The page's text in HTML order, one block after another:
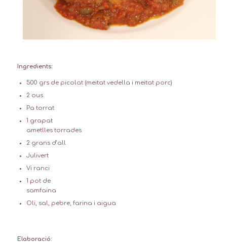
Ingredients:
500 grs de picolat (meitat vedella i meitat porc)
2 ous
Pa torrat
1 grapat
ametlles torrades
2 grans d’all
Julivert
Vi ranci
1 pot de
samfaina
Oli, sal, pebre, farina i aigua
Elaboració: